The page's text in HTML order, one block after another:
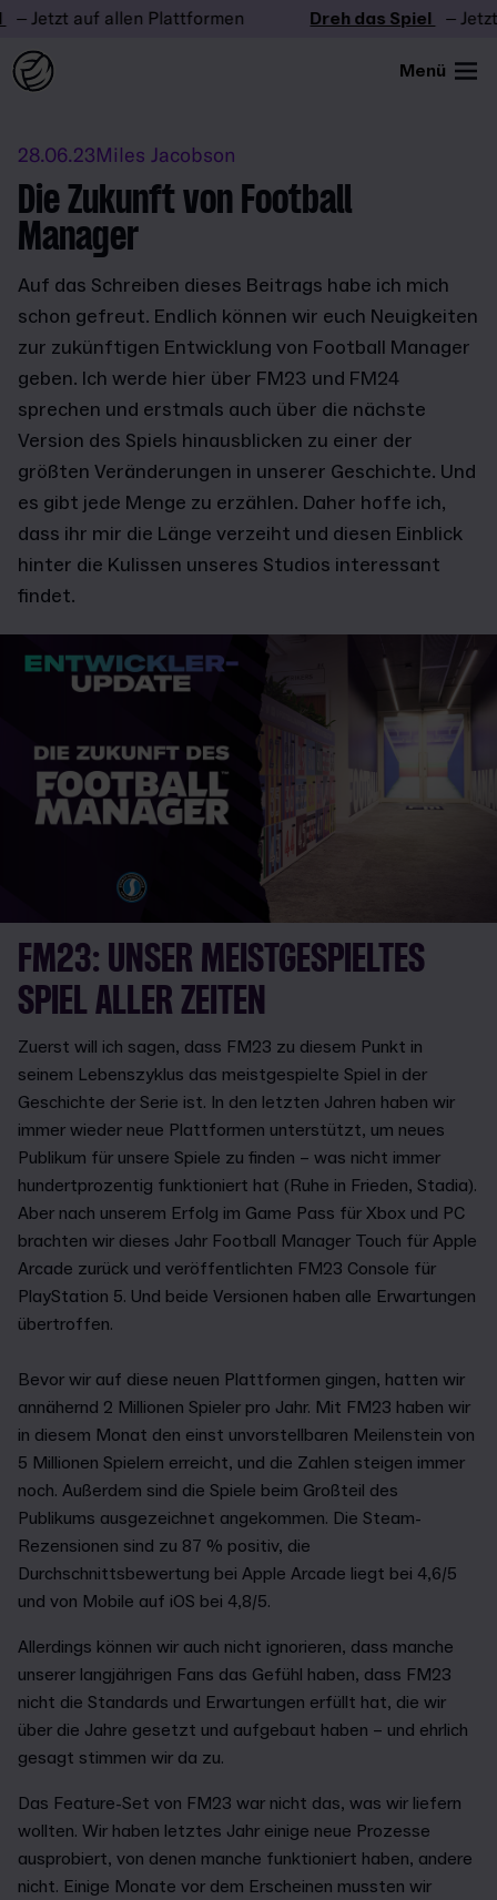
auf allen Plattformen Dreh das Spiel – Jetzt auf
Menü
28.06.23Miles Jacobson
Die Zukunft von Football
Manager
Auf das Schreiben dieses Beitrags habe ich mich
schon gefreut. Endlich können wir euch Neuigkeiten
zur zukünftigen Entwicklung von Football Manager
geben. Ich werde hier über FM23 und FM24
sprechen und erstmals auch über die nächste
Version des Spiels hinausblicken zu einer der
größten Veränderungen in unserer Geschichte. Und
es gibt jede Menge zu erzählen. Daher hoffe ich,
dass ihr mir die Länge verzeiht und diesen Einblick
hinter die Kulissen unseres Studios interessant
findet.
FM23: UNSER MEISTGESPIELTES
SPIEL ALLER ZEITEN
Zuerst will ich sagen, dass FM23 zu diesem Punkt in
seinem Lebenszyklus das meistgespielte Spiel in der
Geschichte der Serie ist. In den letzten Jahren haben wir
immer wieder neue Plattformen unterstützt, um neues
Publikum für unsere Spiele zu finden – was nicht immer
hundertprozentig funktioniert hat (Ruhe in Frieden, Stadia).
Aber nach unserem Erfolg im Game Pass für Xbox und PC
brachten wir dieses Jahr Football Manager Touch für Apple
Arcade zurück und veröffentlichten FM23 Console für
PlayStation 5. Und beide Versionen haben alle Erwartungen
übertroffen.
Bevor wir auf diese neuen Plattformen gingen, hatten wir
annähernd 2 Millionen Spieler pro Jahr. Mit FM23 haben wir
in diesem Monat den einst unvorstellbaren Meilenstein von
5 Millionen Spielern erreicht, und die Zahlen steigen immer
noch. Außerdem sind die Spiele beim Großteil des
Publikums ausgezeichnet angekommen. Die Steam-
Rezensionen sind zu 87 % positiv, die
Durchschnittsbewertung bei Apple Arcade liegt bei 4,6/5
und von Mobile auf iOS bei 4,8/5.
Allerdings können wir auch nicht ignorieren, dass manche
unserer langjährigen Fans das Gefühl haben, dass FM23
nicht die Standards und Erwartungen erfüllt hat, die wir
über die Jahre gesetzt und aufgebaut haben – und ehrlich
gesagt stimmen wir da zu.
Das Feature-Set von FM23 war nicht das, was wir liefern
wollten. Wir haben letztes Jahr einige neue Prozesse
ausprobiert, von denen manche funktioniert haben, andere
nicht. Einige Monate vor dem Erscheinen mussten wir